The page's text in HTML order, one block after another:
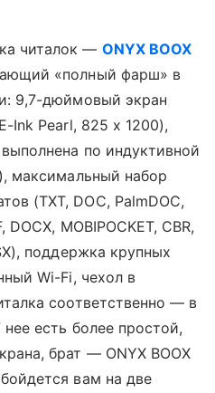
читалок — ONYX BOOX
«полный фарш» в
9,7-дюймовый экран
Ink Pearl, 825 x 1200),
по индуктивной
максимальный набор
(TXT, DOC, PalmDOC,
MOBIPOCKET, CBR,
поддержка крупных
Wi-Fi, чехол в
соответственно — в
есть более простой,
брат — ONYX BOOX
вам на две